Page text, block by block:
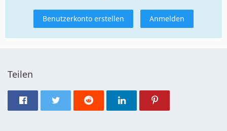
Benutzerkonto erstellen Anmelden
Teilen